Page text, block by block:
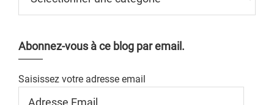
Abonnez-vous à ce blog par email.
Saisissez votre adresse email